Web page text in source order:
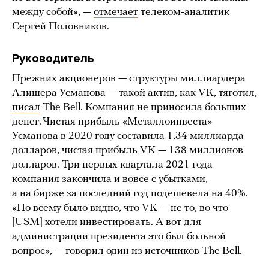
между собой», — отмечает телеком-аналитик
Сергей Половников.
Руководитель
Прежних акционеров — структуры миллиардера
Алишера Усманова — такой актив, как VK, тяготил,
писал The Bell. Компания не приносила больших
денег. Чистая прибыль «Металлоинвеста»
Усманова в 2020 году составила 1,34 миллиарда
долларов, чистая прибыль VK — 138 миллионов
долларов. Три первых квартала 2021 года
компания закончила и вовсе с убытками,
а на бирже за последний год подешевела на 40%.
«По всему было видно, что VK — не то, во что
[USM] хотели инвестировать. А вот для
администрации президента это был больной
вопрос», — говорил один из источников The Bell.